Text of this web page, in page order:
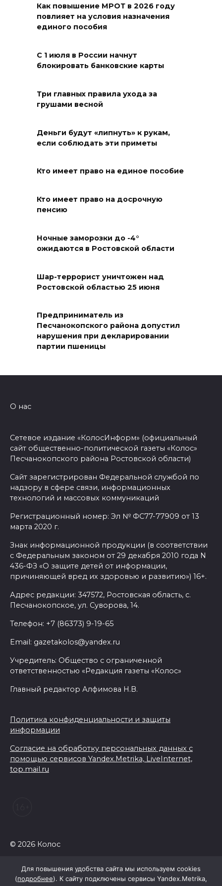
из-за ухудшения погоды
07 августа 2026 19:39
Сап-фестиваль, ночной забег
и турниры: как в Ростове
07 августа 2026 19:19
отключили свет на четырех
улицах
2000 жителей бесплатно
осваивают новые профессии
области продолжается
07 августа 2026 18:30
Судьба аварийного особняка
в донской столице
Меры поддержки после ЧС
07 августа 2026 17:48
На Дону обсудили
взаимодействие участников
период ЕДГ-2026
В Ростове доходный дом
Емельяновых на Большой
Садовой, 94, обследуют
специалисты
07 августа 2026 17:03
Бетон и влага: эксперт ЮФУ
объяснил, почему
ростовчанам тяжело
переносить жару
ВСЕ КАК ЕСТЬ. Исчезающая
сирот...
07 августа 2026 16:11
07 августа 2026 15:50
Через 23 года Ростов может
стать городом с населением
Как повышение МРОТ в 2026 году
повлияет на условия назначения
единого пособия
С 1 июля в России начнут
блокировать банковские карты
Три главных правила ухода за
грушами весной
Деньги будут «липнуть» к рукам,
если соблюдать эти приметы
Кто имеет право на единое пособие
Кто имеет право на досрочную
пенсию
Ночные заморозки до -4°
ожидаются в Ростовской области
Шар-террорист уничтожен над
Ростовской областью 25 июня
Предприниматель из
Песчанокопского района допустил
нарушения при декларировании
партии пшеницы
О нас
Сетевое издание «КолосИнформ» (официальный
сайт общественно-политической газеты «Колос»
Песчанокопского района Ростовской области)
Сайт зарегистрирован Федеральной службой по
надзору в сфере связи, информационных
технологий и массовых коммуникаций
Регистрационный номер: Эл № ФС77-77909 от 13
марта 2020 г.
Знак информационной продукции (в соответствии
с Федеральным законом от 29 декабря 2010 года N
436-ФЗ «О защите детей от информации,
причиняющей вред их здоровью и развитию») 16+.
Адрес редакции: 347572, Ростовская область, с.
Песчанокопское, ул. Суворова, 14.
Телефон: +7 (86373) 9-19-65
Email: gazetakolos@yandex.ru
Учредитель: Общество с ограниченной
ответственностью «Редакция газеты «Колос»
Главный редактор Алфимова Н.В.
Политика конфиденциальности и защиты
информации
Согласие на обработку персональных данных с
помощью сервисов Yandex.Metrika, LiveInternet,
top.mail.ru
© 2026 Колос
Для повышения удобства сайта мы используем cookies
(подробнее). К сайту подключены сервисы Yandex.Metrika,